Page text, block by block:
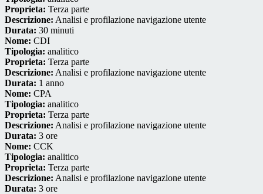
Proprieta: Terza parte
Descrizione: Analisi e profilazione navigazione utente
Durata: 30 minuti
Nome: CDI
Tipologia: analitico
Proprieta: Terza parte
Descrizione: Analisi e profilazione navigazione utente
Durata: 1 anno
Nome: CPA
Tipologia: analitico
Proprieta: Terza parte
Descrizione: Analisi e profilazione navigazione utente
Durata: 3 ore
Nome: CCK
Tipologia: analitico
Proprieta: Terza parte
Descrizione: Analisi e profilazione navigazione utente
Durata: 3 ore